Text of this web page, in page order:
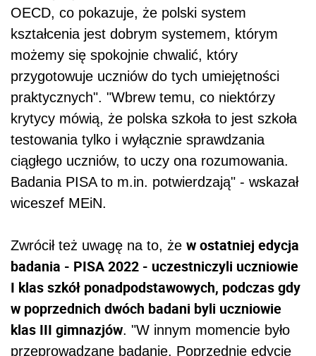
OECD, co pokazuje, że polski system
kształcenia jest dobrym systemem, którym
możemy się spokojnie chwalić, który
przygotowuje uczniów do tych umiejętności
praktycznych". "Wbrew temu, co niektórzy
krytycy mówią, że polska szkoła to jest szkoła
testowania tylko i wyłącznie sprawdzania
ciągłego uczniów, to uczy ona rozumowania.
Badania PISA to m.in. potwierdzają" - wskazał
wiceszef MEiN.
Zwrócił też uwagę na to, że w ostatniej edycja
badania - PISA 2022 - uczestniczyli uczniowie
I klas szkół ponadpodstawowych, podczas gdy
w poprzednich dwóch badani byli uczniowie
klas III gimnazjów. "W innym momencie było
przeprowadzane badanie. Poprzednie edycje